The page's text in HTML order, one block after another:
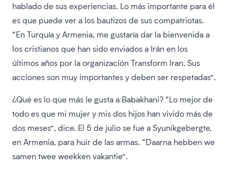
hablado de sus experiencias. Lo más importante para él
es que puede ver a los bautizos de sus compatriotas.
“En Turquía y Armenia, me gustaría dar la bienvenida a
los cristianos que han sido enviados a Irán en los
últimos años por la organización Transform Iran. Sus
acciones son muy importantes y deben ser respetadas”.
¿Qué es lo que más le gusta a Babakhani? “Lo mejor de
todo es que mi mujer y mis dos hijos han vivido más de
dos meses”, dice. El 5 de julio se fue a Syunikgebergte,
en Armenia, para huir de las armas. “Daarna hebben we
samen twee weekken vakantie”.